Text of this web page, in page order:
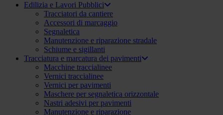
Edilizia e Lavori Pubblici
Tracciatori da cantiere
Accessori di marcaggio
Segnaletica
Manutenzione e riparazione stradale
Schiume e sigillanti
Tracciatura e marcatura dei pavimenti
Macchine traccialinee
Vernici traccialinee
Vernici per pavimenti
Maschere per segnaletica orizzontale
Nastri adesivi per pavimenti
Manutenzione e riparazione